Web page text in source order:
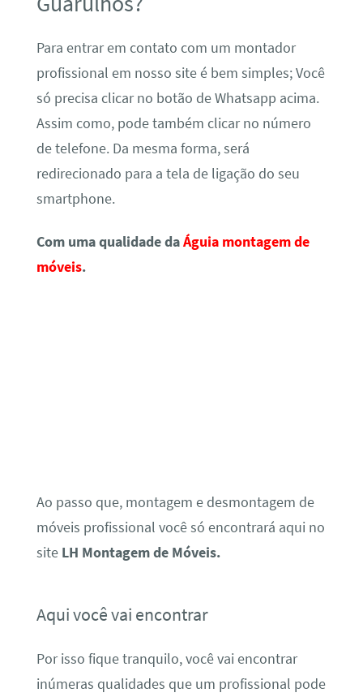
Para entrar em contato com um montador
profissional em nosso site é bem simples; Você
só precisa clicar no botão de Whatsapp acima.
Assim como, pode também clicar no número
de telefone. Da mesma forma, será
redirecionado para a tela de ligação do seu
smartphone.
Com uma qualidade daÁguia montagem de
móveis.
Ao passo que, montagem e desmontagem de
móveis profissional você só encontrará aqui no
site LH Montagem de Móveis.
Aqui você vai encontrar
Por isso fique tranquilo, você vai encontrar
inúmeras qualidades que um profissional pode